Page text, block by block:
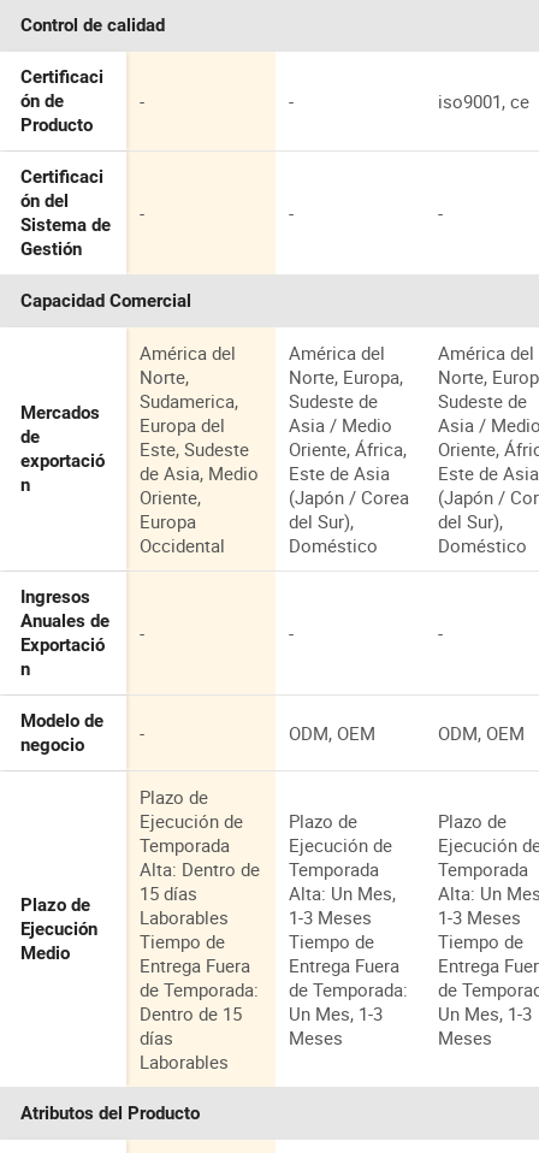
Control de calidad
Certificaci
ón de
Producto
- - iso9001, ce
Certificaci
ón del
Sistema de
Gestión
- - -
Capacidad Comercial
Mercados
de
exportació
n
América del
Norte,
Sudamerica,
Europa del
Este, Sudeste
de Asia, Medio
Oriente,
Europa
Occidental
América del
Norte, Europa,
Sudeste de
Asia / Medio
Oriente, África,
Este de Asia
(Japón / Corea
del Sur),
Doméstico
América del
Norte,
Sudeste de
Asia /
Oriente,
Este de Asia
(Japón /
del Sur),
Doméstico
Ingresos
Anuales de
Exportació
n
- - -
Modelo de
negocio
- ODM, OEM ODM, OEM
Plazo de
Ejecución
Medio
Plazo de
Ejecución de
Temporada
Alta: Dentro de
15 días
Laborables
Tiempo de
Entrega Fuera
de Temporada:
Dentro de 15
días
Laborables
Plazo de
Ejecución de
Temporada
Alta: Un Mes,
1-3 Meses
Tiempo de
Entrega Fuera
de Temporada:
Un Mes, 1-3
Meses
Plazo de
Ejecución
Temporada
Alta: Un
1-3 Meses
Tiempo de
Entrega
de
Un Mes, 1-3
Meses
Atributos del Producto